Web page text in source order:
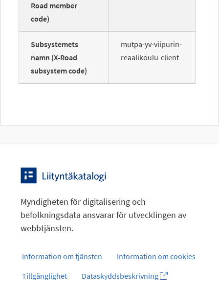
Road member
code)
Subsystemets
namn (X-Road
subsystem code)
mutpa-yv-viipurin-
reaalikoulu-client
Myndigheten för digitalisering och
befolkningsdata ansvarar för utvecklingen av
webbtjänsten.
Information om tjänsten
Information om cookies
Tillgänglighet
Dataskyddsbeskrivning